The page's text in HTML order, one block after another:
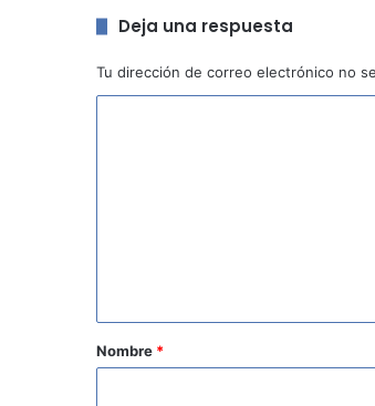
Deja una respuesta
Tu dirección de correo electrónico no
r
Nombre *